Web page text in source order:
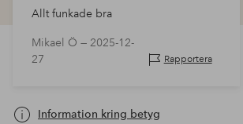
Allt funkade bra
Mikael Ö — 2025-12-
27
Rapportera
Information kring betyg